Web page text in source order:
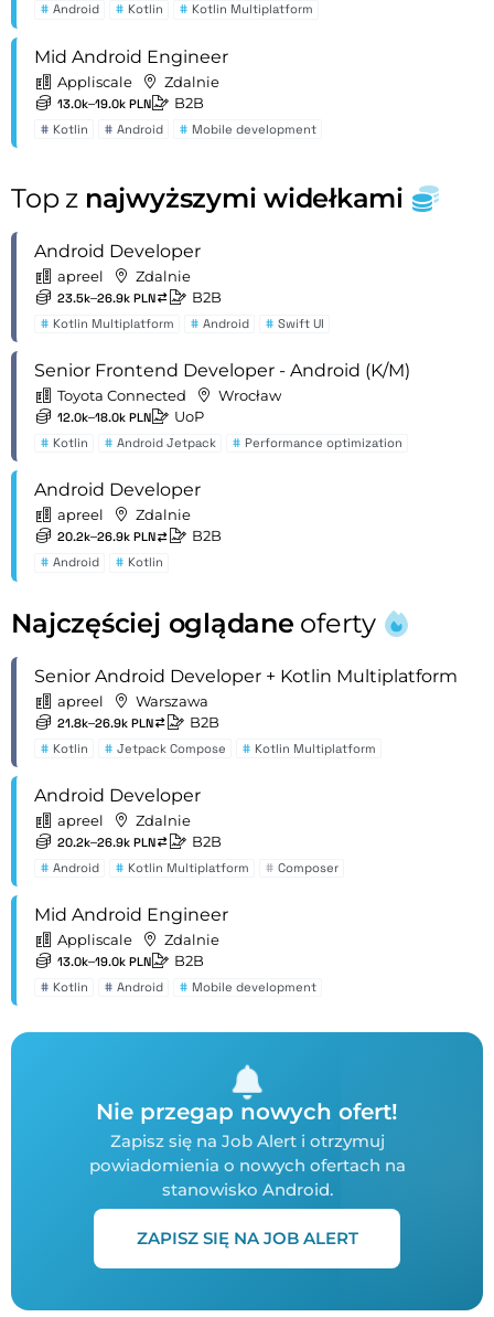
# Android # Kotlin # Kotlin Multiplatform
Mid Android Engineer
Appliscale Zdalnie
13.0k–19.0k PLN B2B
# Kotlin # Android # Mobile development
Top z najwyższymi widełkami
Android Developer
apreel Zdalnie
23.5k–26.9k PLN B2B
# Kotlin Multiplatform # Android # Swift UI
Senior Frontend Developer - Android (K/M)
Toyota Connected Wrocław
12.0k–18.0k PLN UoP
# Kotlin # Android Jetpack # Performance optimization
Android Developer
apreel Zdalnie
20.2k–26.9k PLN B2B
# Android # Kotlin
Najczęściej oglądane oferty
Senior Android Developer + Kotlin Multiplatform
apreel Warszawa
21.8k–26.9k PLN B2B
# Kotlin # Jetpack Compose # Kotlin Multiplatform
Android Developer
apreel Zdalnie
20.2k–26.9k PLN B2B
# Android # Kotlin Multiplatform # Composer
Mid Android Engineer
Appliscale Zdalnie
13.0k–19.0k PLN B2B
# Kotlin # Android # Mobile development
Nie przegap nowych ofert!
Zapisz się na Job Alert i otrzymuj
powiadomienia o nowych ofertach na
stanowisko Android.
ZAPISZ SIĘ NA JOB ALERT